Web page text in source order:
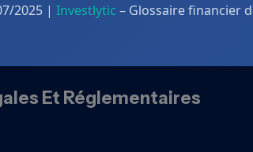
2025 | Investlytic – Glossaire financier
Et Réglementaires